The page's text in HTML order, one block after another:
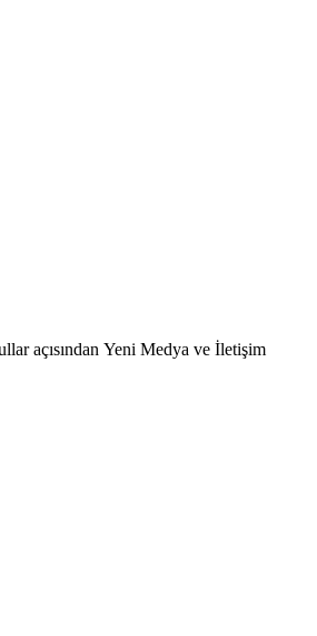
açısından Yeni Medya ve İletişim